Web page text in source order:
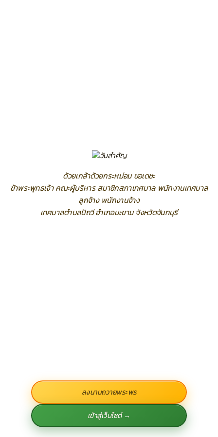
ด้วยเกล้าด้วยกระหม่อม ขอเดชะ
ข้าพระพุทธเจ้า คณะผู้บริหาร สมาชิกสภาเทศบาล พนักงานเทศบาล
ลูกจ้าง พนักงานจ้าง
เทศบาลตำบลปัถวี อำเภอมะขาม จังหวัดจันทบุรี
ลงนามถวายพระพร
เข้าสู่เว็บไซต์ →